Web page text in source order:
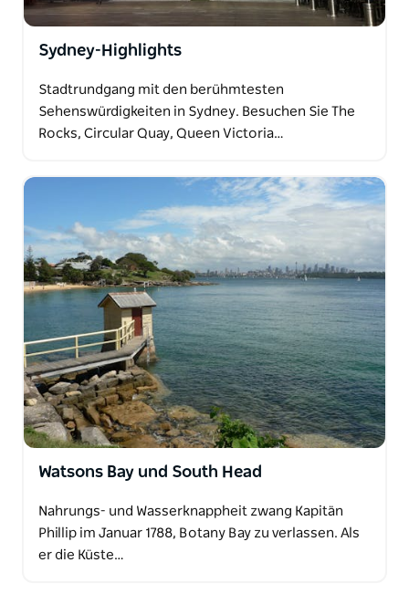
Sydney-Highlights
Stadtrundgang mit den berühmtesten
Sehenswürdigkeiten in Sydney. Besuchen Sie The
Rocks, Circular Quay, Queen Victoria…
Watsons Bay und South Head
Nahrungs- und Wasserknappheit zwang Kapitän
Phillip im Januar 1788, Botany Bay zu verlassen. Als
er die Küste…